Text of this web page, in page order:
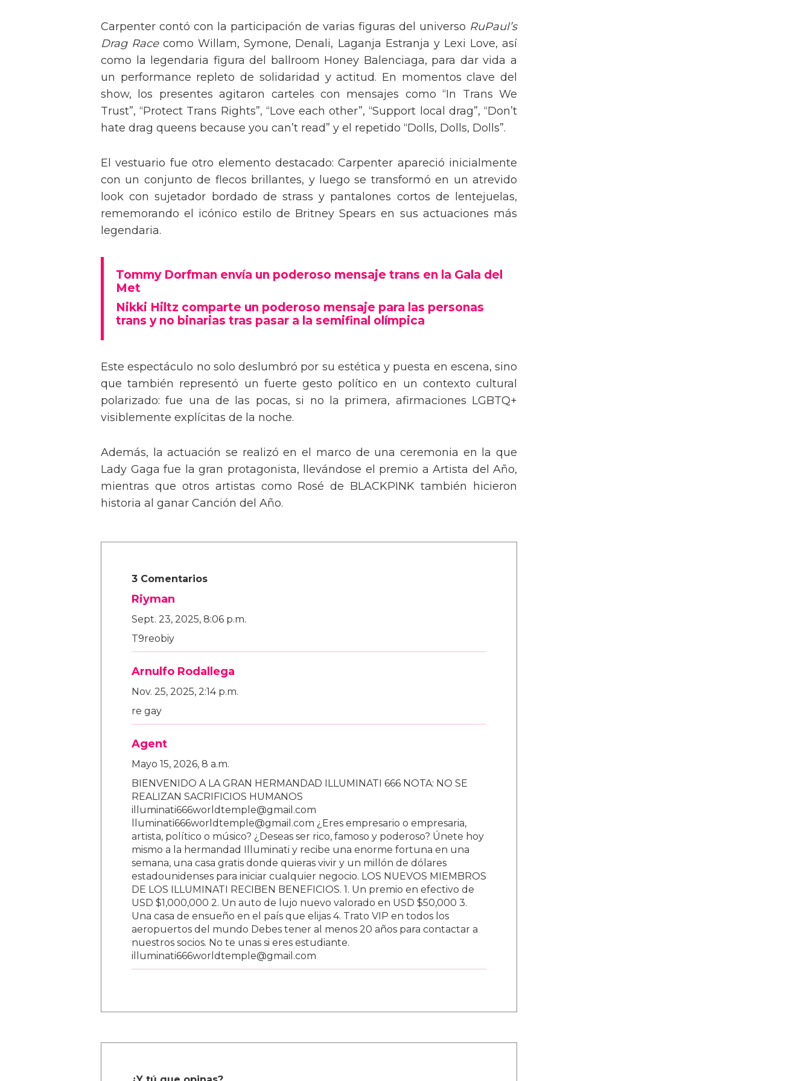
Carpenter contó con la participación de varias figuras del universo RuPaul’s
Drag Racecomo Willam, Symone, Denali, Laganja Estranja y Lexi Love, así
como la legendaria figura del ballroom Honey Balenciaga, para dar vida a
un performance repleto de solidaridad y actitud. En momentos clave del
show, los presentes agitaron carteles con mensajes como “In Trans We
Trust”, “Protect Trans Rights”, “Love each other”, “Support local drag”, “Don’t
hate drag queens because you can’t read” y el repetido “Dolls, Dolls, Dolls”.
El vestuario fue otro elemento destacado: Carpenter apareció inicialmente
con un conjunto de flecos brillantes, y luego se transformó en un atrevido
look con sujetador bordado de strass y pantalones cortos de lentejuelas,
rememorando el icónico estilo de Britney Spears en sus actuaciones más
legendaria.
Tommy Dorfman envía un poderoso mensaje trans en la Gala del
Met
Nikki Hiltz comparte un poderoso mensaje para las personas
trans y no binarias tras pasar a la semifinal olímpica
Este espectáculo no solo deslumbró por su estética y puesta en escena, sino
que también representó un fuerte gesto político en un contexto cultural
polarizado: fue una de las pocas, si no la primera, afirmaciones LGBTQ+
visiblemente explícitas de la noche.
Además, la actuación se realizó en el marco de una ceremonia en la que
Lady Gaga fue la gran protagonista, llevándose el premio a Artista del Año,
mientras que otros artistas como Rosé de BLACKPINK también hicieron
historia al ganar Canción del Año.
3 Comentarios
Riyman
Sept. 23, 2025, 8:06 p.m.
T9reobiy
Arnulfo Rodallega
Nov. 25, 2025, 2:14 p.m.
re gay
Agent
Mayo 15, 2026, 8 a.m.
BIENVENIDO A LA GRAN HERMANDAD ILLUMINATI 666 NOTA: NO SE
REALIZAN SACRIFICIOS HUMANOS
illuminati666worldtemple@gmail.com
lluminati666worldtemple@gmail.com ¿Eres empresario o empresaria,
artista, político o músico? ¿Deseas ser rico, famoso y poderoso? Únete hoy
mismo a la hermandad Illuminati y recibe una enorme fortuna en una
semana, una casa gratis donde quieras vivir y un millón de dólares
estadounidenses para iniciar cualquier negocio. LOS NUEVOS MIEMBROS
DE LOS ILLUMINATI RECIBEN BENEFICIOS. 1. Un premio en efectivo de
USD $1,000,000 2. Un auto de lujo nuevo valorado en USD $50,000 3.
Una casa de ensueño en el país que elijas 4. Trato VIP en todos los
aeropuertos del mundo Debes tener al menos 20 años para contactar a
nuestros socios. No te unas si eres estudiante.
illuminati666worldtemple@gmail.com